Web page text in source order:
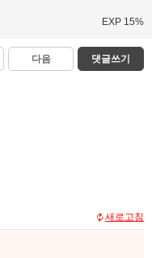
EXP 15%
다음 댓글쓰기
새로고침